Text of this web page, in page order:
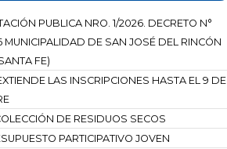
PUBLICA NRO. 1/2026. DECRETO N°
MUNICIPALIDAD DE SAN JOSÉ DEL RINCÓN
FE)
LAS INSCRIPCIONES HASTA EL 9 DE
DE RESIDUOS SECOS
PARTICIPATIVO JOVEN